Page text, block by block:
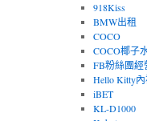
918Kiss
BMW出租
COCO
COCO椰子
FB粉絲團經
Hello Kitty
iBET
KL-D1000